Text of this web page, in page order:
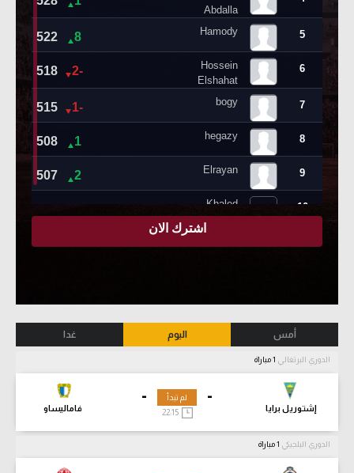
أمس اليوم غدا
الدوري البرتغالي
-
إشتوريل برايا
-
فاماليساو
لم تبدأ
22:15
الدوري البلجيكي